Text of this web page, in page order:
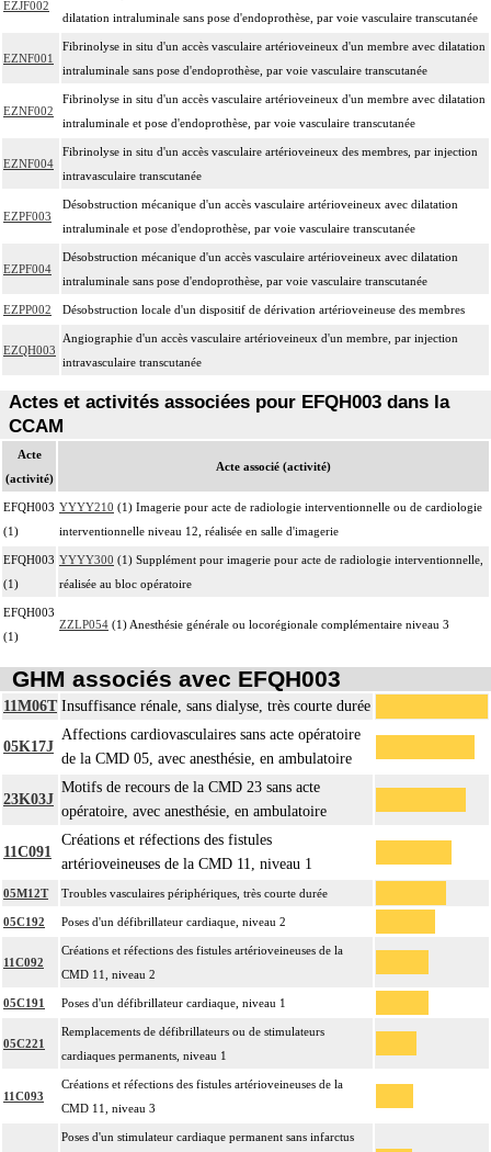
EZJF002
dilatation intraluminale sans pose d'endoprothèse, par voie vasculaire transcutanée
EZNF001
Fibrinolyse in situ d'un accès vasculaire artérioveineux d'un membre avec dilatation
intraluminale sans pose d'endoprothèse, par voie vasculaire transcutanée
EZNF002
Fibrinolyse in situ d'un accès vasculaire artérioveineux d'un membre avec dilatation
intraluminale et pose d'endoprothèse, par voie vasculaire transcutanée
EZNF004
Fibrinolyse in situ d'un accès vasculaire artérioveineux des membres, par injection
intravasculaire transcutanée
EZPF003
Désobstruction mécanique d'un accès vasculaire artérioveineux avec dilatation
intraluminale et pose d'endoprothèse, par voie vasculaire transcutanée
EZPF004
Désobstruction mécanique d'un accès vasculaire artérioveineux avec dilatation
intraluminale sans pose d'endoprothèse, par voie vasculaire transcutanée
EZPP002 Désobstruction locale d'un dispositif de dérivation artérioveineuse des membres
EZQH003
Angiographie d'un accès vasculaire artérioveineux d'un membre, par injection
intravasculaire transcutanée
Actes et activités associées pour EFQH003 dans la
CCAM
Acte
(activité)
Acte associé (activité)
EFQH003
(1)
YYYY210 (1) Imagerie pour acte de radiologie interventionnelle ou de cardiologie
interventionnelle niveau 12, réalisée en salle d'imagerie
EFQH003
(1)
YYYY300 (1) Supplément pour imagerie pour acte de radiologie interventionnelle,
réalisée au bloc opératoire
EFQH003
(1)
ZZLP054 (1) Anesthésie générale ou locorégionale complémentaire niveau 3
GHM associés avec EFQH003
11M06T Insuffisance rénale, sans dialyse, très courte durée
05K17J
Affections cardiovasculaires sans acte opératoire
de la CMD 05, avec anesthésie, en ambulatoire
23K03J
Motifs de recours de la CMD 23 sans acte
opératoire, avec anesthésie, en ambulatoire
11C091
Créations et réfections des fistules
artérioveineuses de la CMD 11, niveau 1
05M12T Troubles vasculaires périphériques, très courte durée
05C192 Poses d'un défibrillateur cardiaque, niveau 2
11C092
Créations et réfections des fistules artérioveineuses de la
CMD 11, niveau 2
05C191 Poses d'un défibrillateur cardiaque, niveau 1
05C221
Remplacements de défibrillateurs ou de stimulateurs
cardiaques permanents, niveau 1
11C093
Créations et réfections des fistules artérioveineuses de la
CMD 11, niveau 3
Poses d'un stimulateur cardiaque permanent sans infarctus